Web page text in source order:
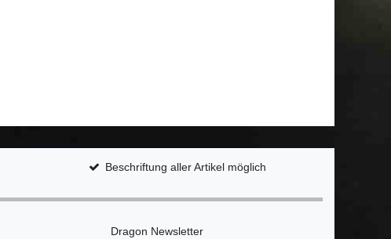
Beschriftung aller Artikel möglich
Dragon Newsletter